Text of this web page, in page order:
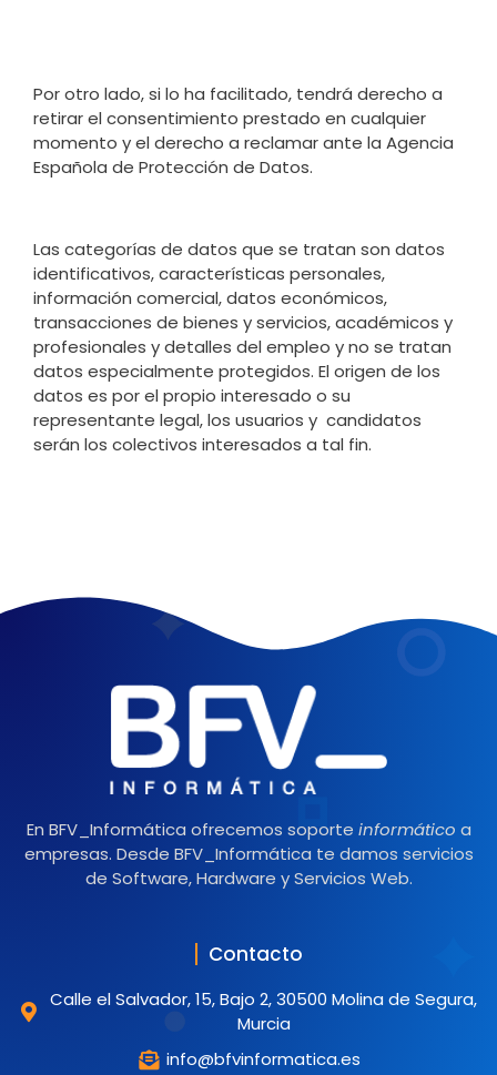
Por otro lado, si lo ha facilitado, tendrá derecho a
retirar el consentimiento prestado en cualquier
momento y el derecho a reclamar ante la Agencia
Española de Protección de Datos.
Las categorías de datos que se tratan son datos
identificativos, características personales,
información comercial, datos económicos,
transacciones de bienes y servicios, académicos y
profesionales y detalles del empleo y no se tratan
datos especialmente protegidos. El origen de los
datos es por el propio interesado o su
representante legal, los usuarios y candidatos
serán los colectivos interesados a tal fin.
En BFV_Informática ofrecemos soporte informático a
empresas. Desde BFV_Informática te damos servicios
de Software, Hardware y Servicios Web.
Contacto
Calle el Salvador, 15, Bajo 2, 30500 Molina de Segura,
Murcia
info@bfvinformatica.es